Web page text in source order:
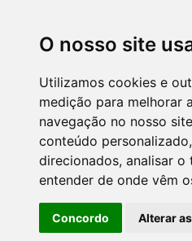
O nosso site
Utilizamos cookies e
medição para melhorar
navegação no nosso
conteúdo
direcionados, analisar
entender de onde vêm
Concordo Alterar
CNC - Centro Nacional de Cultura